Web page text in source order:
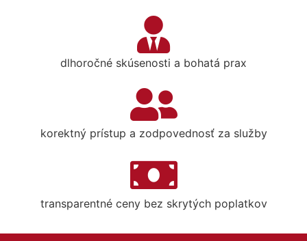
dlhoročné skúsenosti a bohatá prax
korektný prístup a zodpovednosť za služby
transparentné ceny bez skrytých poplatkov